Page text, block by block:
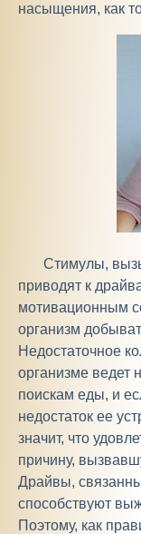
насыщения, как
Стимулы,
приводят к
мотивационным
организм
Недостаточное
организме ведет
поискам еды, и
недостаток ее
значит, что
причину,
Драйвы,
способствуют
Поэтому, как